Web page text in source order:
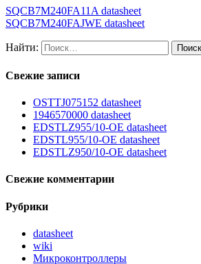
SQCB7M240FA11A datasheet
SQCB7M240FAJWE datasheet
Найти:
Свежие записи
OSTTJ075152 datasheet
1946570000 datasheet
EDSTLZ955/10-OE datasheet
EDSTL955/10-OE datasheet
EDSTLZ950/10-OE datasheet
Свежие комментарии
Рубрики
datasheet
wiki
Микроконтроллеры